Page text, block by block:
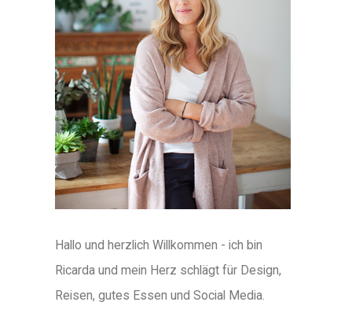
Hallo und herzlich Willkommen - ich bin
Ricarda und mein Herz schlägt für Design,
Reisen, gutes Essen und Social Media.